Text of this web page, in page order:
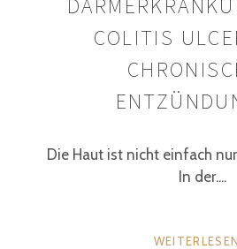
COLITIS
Die Haut ist nicht einfach
In der....